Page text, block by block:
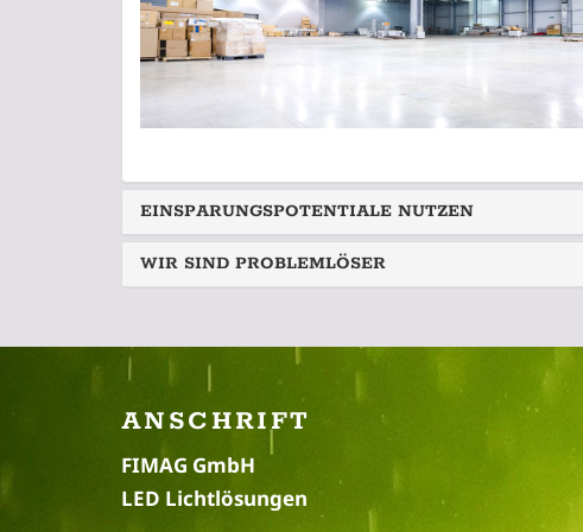
EINSPARUNGSPOTENTIALE NUTZEN
WIR SIND PROBLEMLÖSER
ANSCHRIFT
FIMAG GmbH
LED Lichtlösungen